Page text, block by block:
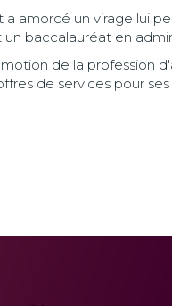
a amorcé un virage lui
baccalauréat en
de la profession
de services pour